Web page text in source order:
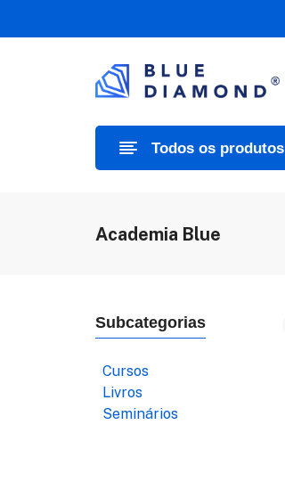
Todos os produtos
Academia Blue
Subcategorias
Cursos
Livros
Seminários